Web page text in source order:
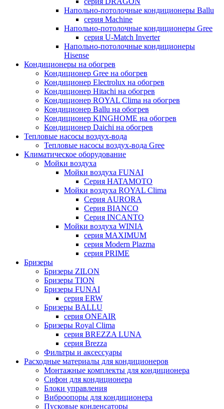
Напольно-потолочные кондиционеры Ballu
серия Machine
Напольно-потолочные кондиционеры Gree
серия U-Match Inverter
Напольно-потолочные кондиционеры
Hisense
Кондиционеры на обогрев
Кондиционер Gree на обогрев
Кондиционер Electrolux на обогрев
Кондиционер Hitachi на обогрев
Кондиционер ROYAL Clima на обогрев
Кондиционер Ballu на обогрев
Кондиционер KINGHOME на обогрев
Кондиционер Daichi на обогрев
Тепловые насосы воздух-вода
Тепловые насосы воздух-вода Gree
Климатическое оборудование
Мойки воздуха
Мойки воздуха FUNAI
Серия HATAMOTO
Мойки воздуха ROYAL Clima
Серия AURORA
Серия BIANCO
Серия INCANTO
Мойки воздуха WINIA
серия MAXIMUM
серия Modern Plazma
серия PRIME
Бризеры
Бризеры ZILON
Бризеры TION
Бризеры FUNAI
серия ERW
Бризеры BALLU
серия ONEAIR
Бризеры Royal Clima
серия BREZZA LUNA
серия Brezza
Фильтры и аксессуары
Расходные материалы для кондиционеров
Монтажные комплекты для кондиционера
Сифон для кондиционера
Блоки управления
Виброопоры для кондиционера
Пусковые конденсаторы